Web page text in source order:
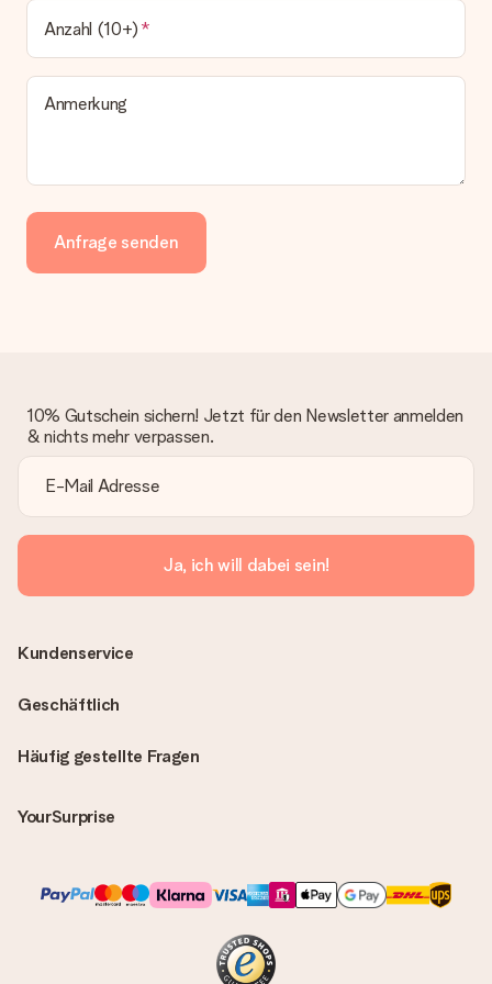
Anzahl (10+)
Anmerkung
Anfrage senden
10% Gutschein sichern! Jetzt für den Newsletter anmelden
& nichts mehr verpassen.
Ja, ich will dabei sein!
Häufig gestellte Fragen
YourSurprise
Kundenservice
Geschäftlich